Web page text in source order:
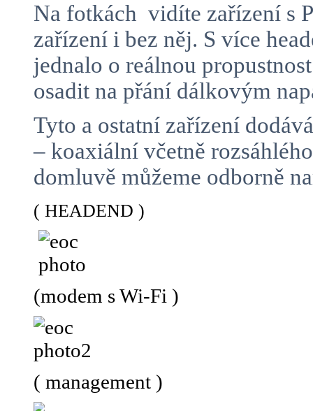
Na fotkách vidíte zařízení s
zařízení i bez něj. S více
jednalo o reálnou
osadit na přání dálkovým
Tyto a ostatní zařízení
– koaxiální včetně
domluvě můžeme odborně
( HEADEND )
(modem s Wi-Fi )
( management )